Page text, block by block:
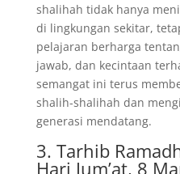
shalihah tidak hanya
di lingkungan sekitar,
pelajaran berharga
jawab, dan kecintaan
semangat ini terus
shalih-shalihah dan
generasi mendatang.
3. Tarhib
Hari Jum’at, 8